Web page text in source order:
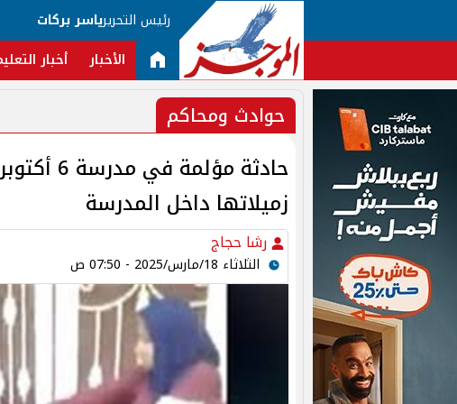
رئيس التحريرياسر بركات
الأخبار أخبار
حوادث ومحاكم
حادثة
زميلاتها داخل المدرسة
رشا حجاج
الثلاثاء 18/مارس/2025 - 07:50 ص